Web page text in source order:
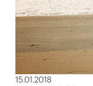
15.01.2018